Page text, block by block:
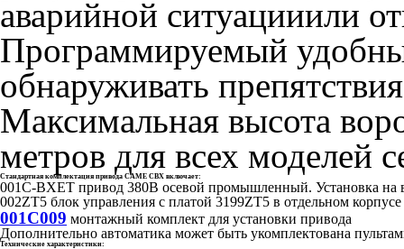
аварийной ситуацииили
Программируемый удобный
обнаруживать
Максимальная высота
метров для всех моделей
Стандартная комплектация привода CAME CBX включает:
001C-BXET привод 380В осевой промышленный. Установка на
002ZT5 блок управления с платой 3199ZT5 в отдельном корпусе
001C009 монтажный комплект для установки привода
Дополнительно автоматика может быть укомплектована
Технические характеристики: